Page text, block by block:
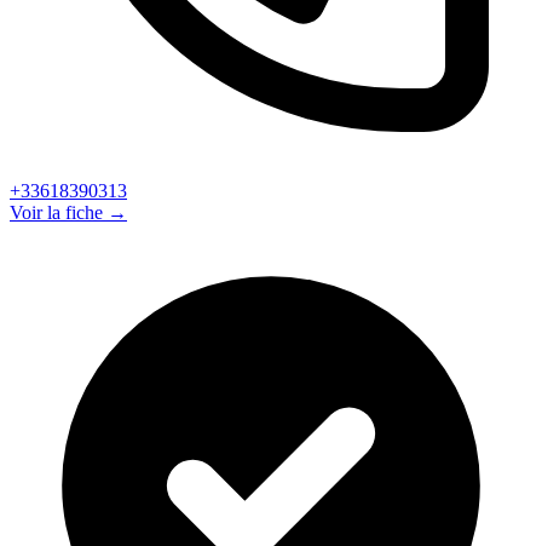
+33618390313
Voir la fiche →